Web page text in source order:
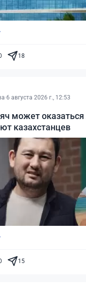
18
·6 августа 2026 г., 12:53
может
казахстанцев
15